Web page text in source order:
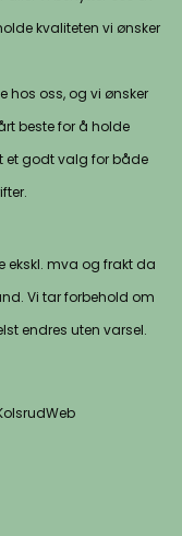
kvaliteten vi ønsker
hos oss, og vi ønsker
beste for å holde
et godt valg for både
ekskl. mva og frakt da
Vi tar forbehold om
endres uten varsel.